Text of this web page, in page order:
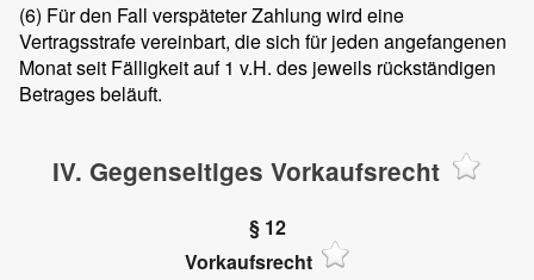
(6) Für den Fall verspäteter Zahlung wird eine
Vertragsstrafe vereinbart, die sich für jeden angefangenen
Monat seit Fälligkeit auf 1 v.H. des jeweils rückständigen
Betrages beläuft.
IV. Gegenseitiges Vorkaufsrecht
§ 12
Vorkaufsrecht